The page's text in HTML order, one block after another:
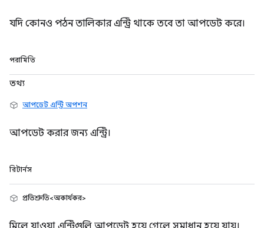
যদি কোনও পঠন তালিকার এন্ট্রি থাকে তবে তা আপডেট করে।
পরামিতি
তথ্য
আপডেট এন্ট্রি অপশন
আপডেট করার জন্য এন্ট্রি।
রিটার্নস
প্রতিশ্রুতি<অকার্যকর>